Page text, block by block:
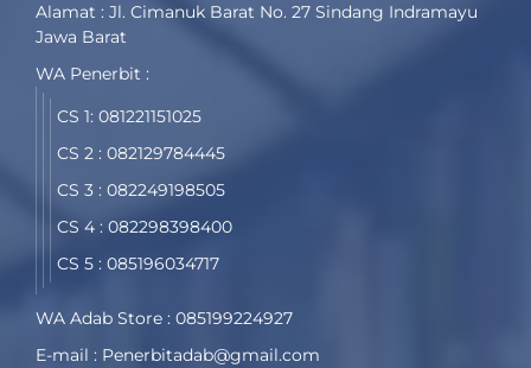
Alamat : Jl. Cimanuk Barat No. 27 Sindang Indramayu
Jawa Barat
WA Penerbit :
CS 1: 081221151025
CS 2 : 082129784445
CS 3 : 082249198505
CS 4 : 082298398400
CS 5 : 085196034717
WA Adab Store : 085199224927
E-mail : Penerbitadab@gmail.com